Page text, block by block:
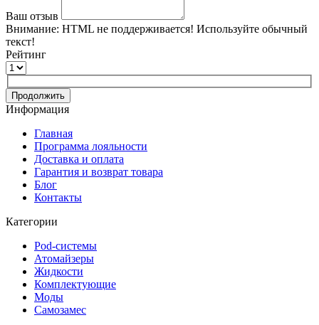
Ваш отзыв
Внимание: HTML не поддерживается! Используйте обычный
текст!
Рейтинг
Продолжить
Информация
Главная
Программа лояльности
Доставка и оплата
Гарантия и возврат товара
Блог
Контакты
Категории
Pod-системы
Атомайзеры
Жидкости
Комплектующие
Моды
Самозамес